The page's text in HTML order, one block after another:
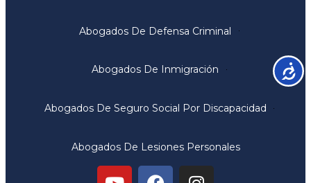
Abogados De Defensa Criminal
Abogados De Inmigración
Abogados De Seguro Social Por Discapacidad
Abogados De Lesiones Personales